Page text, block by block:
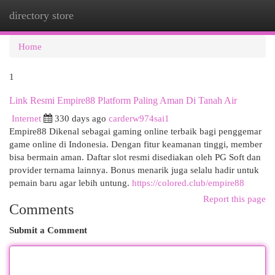
directory store
Home
1
Link Resmi Empire88 Platform Paling Aman Di Tanah Air
Internet
330 days ago carderw974sai1
Empire88 Dikenal sebagai gaming online terbaik bagi penggemar
game online di Indonesia. Dengan fitur keamanan tinggi, member
bisa bermain aman. Daftar slot resmi disediakan oleh PG Soft dan
provider ternama lainnya. Bonus menarik juga selalu hadir untuk
pemain baru agar lebih untung. https://colored.club/empire88
Report this page
Comments
Submit a Comment